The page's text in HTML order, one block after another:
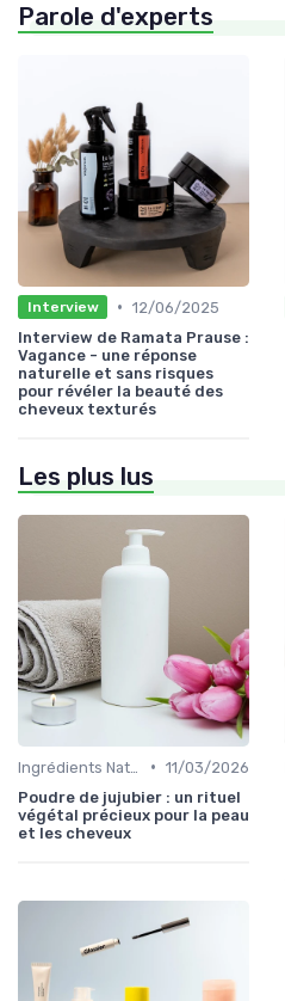
Parole d'experts
Interview • 12/06/2025
Interview de Ramata Prause :
Vagance - une réponse
naturelle et sans risques
pour révéler la beauté des
cheveux texturés
Les plus lus
• 11/03/2026
Poudre de jujubier : un rituel
végétal précieux pour la peau
et les cheveux